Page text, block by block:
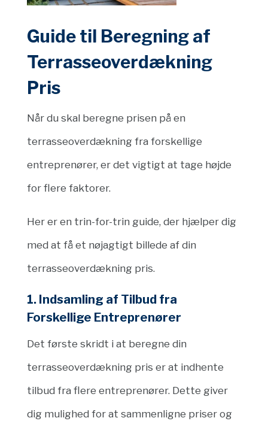
Guide til Beregning af
Terrasseoverdækning
Pris
Når du skal beregne prisen på en
terrasseoverdækning fra forskellige
entreprenører, er det vigtigt at tage højde
for flere faktorer.
Her er en trin-for-trin guide, der hjælper dig
med at få et nøjagtigt billede af din
terrasseoverdækning pris.
1. Indsamling af Tilbud fra
Forskellige Entreprenører
Det første skridt i at beregne din
terrasseoverdækning pris er at indhente
tilbud fra flere entreprenører. Dette giver
dig mulighed for at sammenligne priser og